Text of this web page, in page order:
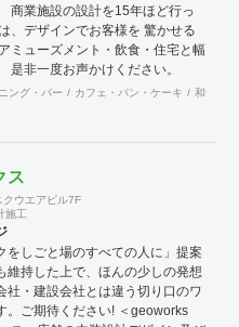
商業施設の設計を15年ほど行っ
、デザインでお客様を 驚かせる
ミューズメント・飲食・住宅と幅
是非一度お声かけください。
ング・バー カフェ・パン・ケーキ 和食・
ス
ウエアビル7F
施工
をしごと場のすべての人に」提案
維持した上で、ほんの少しの発想
社・建設会社とは違う切り口のワ
。ご期待ください! ＜geoworks